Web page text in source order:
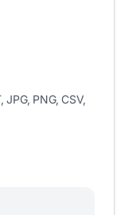
JPG, PNG, CSV,